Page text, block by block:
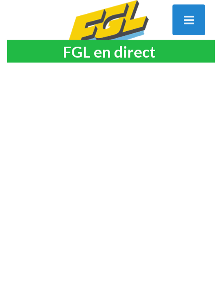
FGL en direct